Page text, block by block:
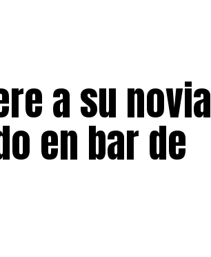
a su novia
en bar de